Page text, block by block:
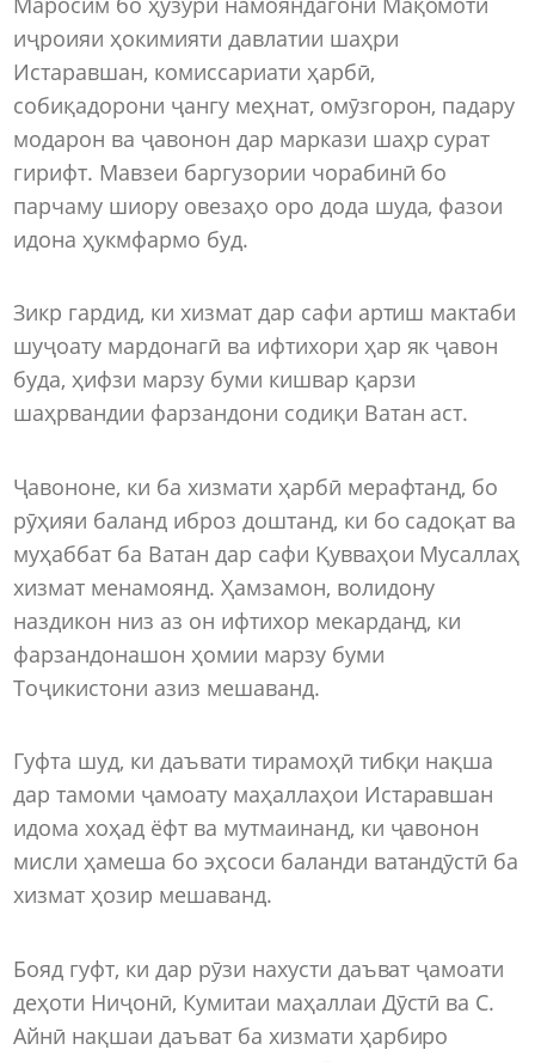
иҷроияи ҳокимияти давлатии шаҳри
Истаравшан, комиссариати ҳарбӣ,
собиқадорони ҷангу меҳнат, омӯзгорон, падару
модарон ва ҷавонон дар маркази шаҳр сурат
гирифт. Мавзеи баргузории чорабинӣ бо
парчаму шиору овезаҳо оро дода шуда, фазои
идона ҳукмфармо буд.
Зикр гардид, ки хизмат дар сафи артиш мактаби
шуҷоату мардонагӣ ва ифтихори ҳар як ҷавон
буда, ҳифзи марзу буми кишвар қарзи
шаҳрвандии фарзандони содиқи Ватан аст.
Ҷавононе, ки ба хизмати ҳарбӣ мерафтанд, бо
рӯҳияи баланд иброз доштанд, ки бо садоқат ва
муҳаббат ба Ватан дар сафи Қувваҳои Мусаллаҳ
хизмат менамоянд. Ҳамзамон, волидону
наздикон низ аз он ифтихор мекарданд, ки
фарзандонашон ҳомии марзу буми
Тоҷикистони азиз мешаванд.
Гуфта шуд, ки даъвати тирамоҳӣ тибқи нақша
дар тамоми ҷамоату маҳаллаҳои Истаравшан
идома хоҳад ёфт ва мутмаинанд, ки ҷавонон
мисли ҳамеша бо эҳсоси баланди ватандӯстӣ ба
хизмат ҳозир мешаванд.
Бояд гуфт, ки дар рӯзи нахусти даъват ҷамоати
деҳоти Ниҷонӣ, Кумитаи маҳаллаи Дӯстӣ ва С.
Айнӣ нақшаи даъват ба хизмати ҳарбиро